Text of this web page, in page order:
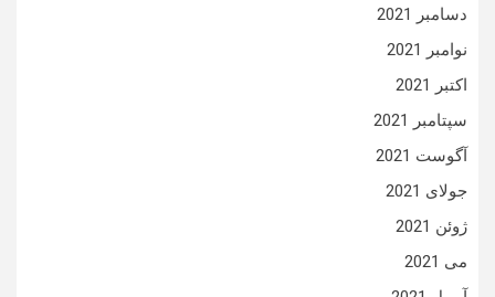
دسامبر 2021
نوامبر 2021
اکتبر 2021
سپتامبر 2021
آگوست 2021
جولای 2021
ژوئن 2021
می 2021